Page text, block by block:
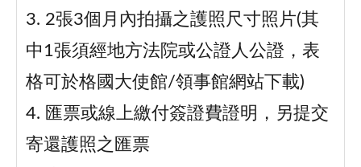
3. 2張3個月內拍攝之護照尺寸照片(其
中1張須經地方法院或公證人公證，表
格可於格國大使館/領事館網站下載)
4. 匯票或線上繳付簽證費證明，另提交
寄還護照之匯票